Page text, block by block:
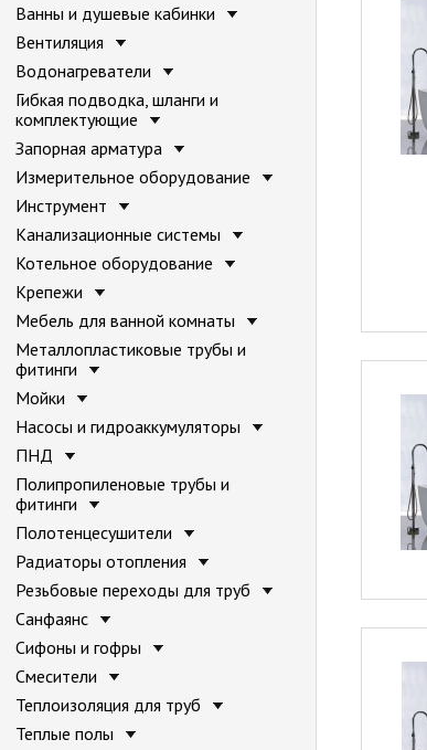
Ванны и душевые кабинки
Вентиляция
Водонагреватели
Гибкая подводка, шланги и
комплектующие
Запорная арматура
Измерительное оборудование
Инструмент
Канализационные системы
Котельное оборудование
Крепежи
Мебель для ванной комнаты
Металлопластиковые трубы и
фитинги
Мойки
Насосы и гидроаккумуляторы
ПНД
Полипропиленовые трубы и
фитинги
Полотенцесушители
Радиаторы отопления
Резьбовые переходы для труб
Санфаянс
Сифоны и гофры
Смесители
Теплоизоляция для труб
Теплые полы